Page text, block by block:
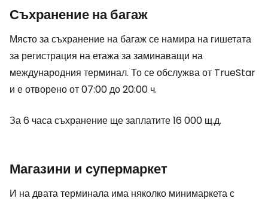
Съхранение на багаж
Място за съхранение на багаж се намира на гишетата
за регистрация на етажа за заминаващи на
международния терминал. То се обслужва от TrueStar
и е отворено от 07:00 до 20:00 ч.
За 6 часа съхранение ще заплатите 16 000 щ.д.
Магазини и супермаркет
И на двата терминала има няколко минимаркета с